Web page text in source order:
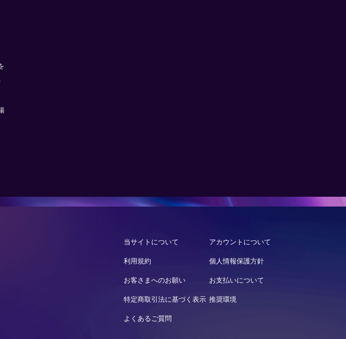
当サイトについて
アカウントについて
利用規約
個人情報保護方針
お客さまへのお願い
お支払いについて
特定商取引法に基づく表示 推奨環境
よくあるご質問